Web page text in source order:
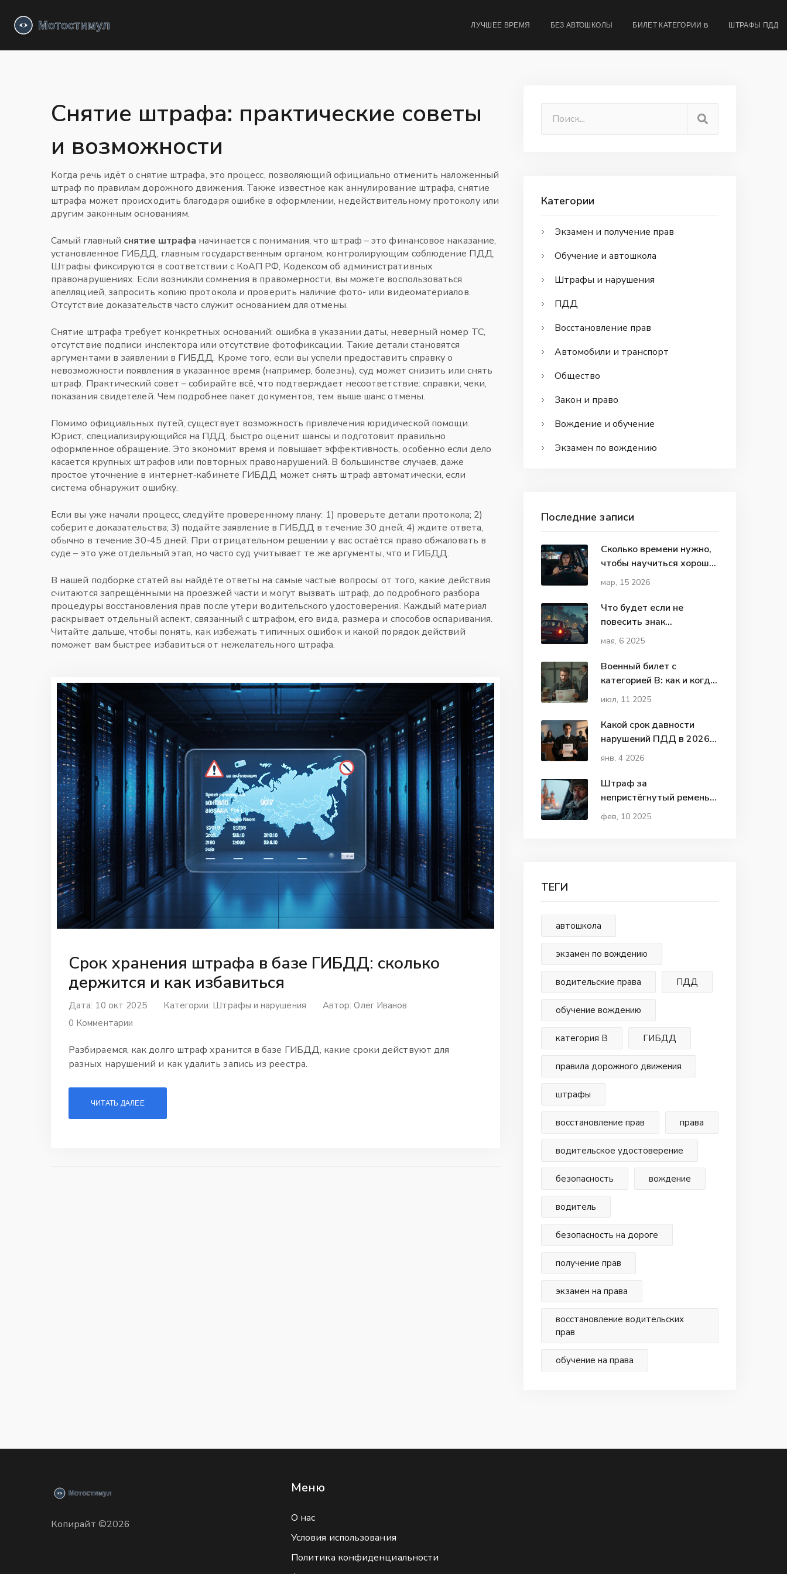
ЛУЧШЕЕ ВРЕМЯ БЕЗ АВТОШКОЛЫ БИЛЕТ КАТЕГОРИИ B ШТРАФЫ ПДД
Снятие штрафа: практические советы
и возможности
Когда речь идёт оснятие штрафа, это процесс, позволяющий официально отменить наложенный
штраф по правилам дорожного движения. Также известное как аннулирование штрафа, снятие
штрафа может происходить благодаря ошибке в оформлении, недействительному протоколу или
другим законным основаниям.
Самый главный снятие штрафа начинается с понимания, что штраф – это финансовое наказание,
установленное ГИБДД, главным государственным органом, контролирующим соблюдение ПДД.
Штрафы фиксируются в соответствии с КоАП РФ, Кодексом об административных
правонарушениях. Если возникли сомнения в правомерности, вы можете воспользоваться
апелляцией, запросить копию протокола и проверить наличие фото- или видеоматериалов.
Отсутствие доказательств часто служит основанием для отмены.
Снятие штрафа требует конкретных оснований: ошибка в указании даты, неверный номер ТС,
отсутствие подписи инспектора или отсутствие фотофиксации. Такие детали становятся
аргументами в заявлении в ГИБДД. Кроме того, если вы успели предоставить справку о
невозможности появления в указанное время (например, болезнь), суд может снизить или снять
штраф. Практический совет – собирайте всё, что подтверждает несоответствие: справки, чеки,
показания свидетелей. Чем подробнее пакет документов, тем выше шанс отмены.
Помимо официальных путей, существует возможность привлечения юридической помощи.
Юрист, специализирующийся на ПДД, быстро оценит шансы и подготовит правильно
оформленное обращение. Это экономит время и повышает эффективность, особенно если дело
касается крупных штрафов или повторных правонарушений. В большинстве случаев, даже
простое уточнение в интернет‑кабинете ГИБДД может снять штраф автоматически, если
система обнаружит ошибку.
Если вы уже начали процесс, следуйте проверенному плану: 1) проверьте детали протокола; 2)
соберите доказательства; 3) подайте заявление в ГИБДД в течение 30 дней; 4) ждите ответа,
обычно в течение 30‑45 дней. При отрицательном решении у вас остаётся право обжаловать в
суде – это уже отдельный этап, но часто суд учитывает те же аргументы, что и ГИБДД.
В нашей подборке статей вы найдёте ответы на самые частые вопросы: от того, какие действия
считаются запрещёнными на проезжей части и могут вызвать штраф, до подробного разбора
процедуры восстановления прав после утери водительского удостоверения. Каждый материал
раскрывает отдельный аспект, связанный с штрафом,его вида, размера и способов оспаривания.
Читайте дальше, чтобы понять, как избежать типичных ошибок и какой порядок действий
поможет вам быстрее избавиться от нежелательного штрафа.
Срок хранения штрафа в базе ГИБДД: сколько
держится и как избавиться
Дата: 10 окт 2025 Категории: Штрафы и нарушения Автор:Олег Иванов
0 Комментарии
Разбираемся, как долго штраф хранится в базе ГИБДД, какие сроки действуют для
разных нарушений и как удалить запись из реестра.
ЧИТАТЬ ДАЛЕЕ
Категории
Экзамен и получение прав
Обучение и автошкола
Штрафы и нарушения
ПДД
Восстановление прав
Автомобили и транспорт
Общество
Закон и право
Вождение и обучение
Экзамен по вождению
Последние записи
Сколько времени нужно,
чтобы научиться хорошо
водить машину?
мар, 15 2026
Что будет если не
повесить знак
Начинающий водитель:
мая, 6 2025
Военный билет с
категорией В: как и когда
его получить законно в
июл, 11 2025
Какой срок давности
нарушений ПДД в 2026
году: когда штрафы не
янв, 4 2026
Штраф за
непристёгнутый ремень в
2024 году
фев, 10 2025
ТЕГИ
автошкола
экзамен по вождению
водительские права ПДД
обучение вождению
категория В ГИБДД
правила дорожного движения
штрафы
восстановление прав права
водительское удостоверение
безопасность вождение
водитель
безопасность на дороге
получение прав
экзамен на права
восстановление водительских
прав
обучение на права
Копирайт ©2026
Меню
О нас
Условия использования
Политика конфиденциальности